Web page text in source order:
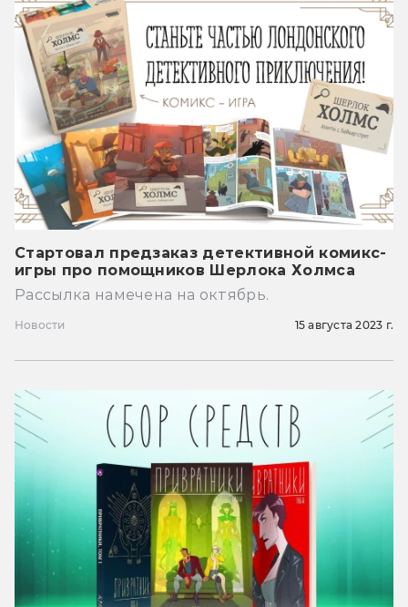
Стартовал предзаказ детективной комикс-
игры про помощников Шерлока Холмса
Рассылка намечена на октябрь.
Новости 15 августа 2023 г.